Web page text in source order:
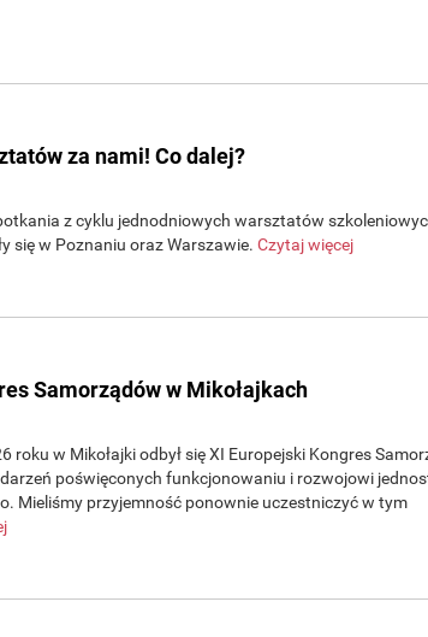
za nami! Co dalej?
z cyklu jednodniowych warsztatów
się w Poznaniu oraz Warszawie. Czytaj więcej
Samorządów w Mikołajkach
roku w Mikołajki odbył się XI Europejski Kongres
poświęconych funkcjonowaniu i rozwojowi
Mieliśmy przyjemność ponownie uczestniczyć w tym